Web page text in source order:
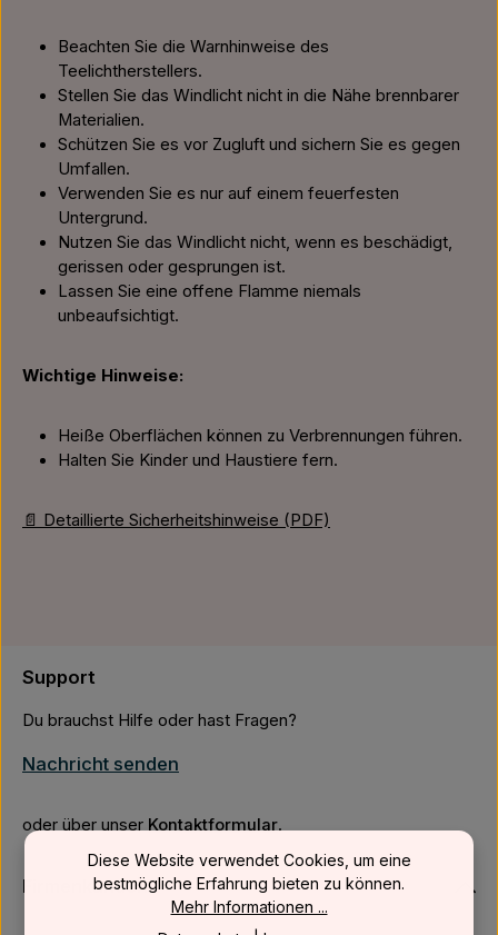
Beachten Sie die Warnhinweise des
Teelichtherstellers.
Stellen Sie das Windlicht nicht in die Nähe brennbarer
Materialien.
Schützen Sie es vor Zugluft und sichern Sie es gegen
Umfallen.
Verwenden Sie es nur auf einem feuerfesten
Untergrund.
Nutzen Sie das Windlicht nicht, wenn es beschädigt,
gerissen oder gesprungen ist.
Lassen Sie eine offene Flamme niemals
unbeaufsichtigt.
Wichtige Hinweise:
Heiße Oberflächen können zu Verbrennungen führen.
Halten Sie Kinder und Haustiere fern.
📄 Detaillierte Sicherheitshinweise (PDF)
Support
Du brauchst Hilfe oder hast Fragen?
Nachricht senden
oder über unser Kontaktformular.
Firmenkunden
Diese Website verwendet Cookies, um eine
bestmögliche Erfahrung bieten zu können.
Mehr Informationen ...